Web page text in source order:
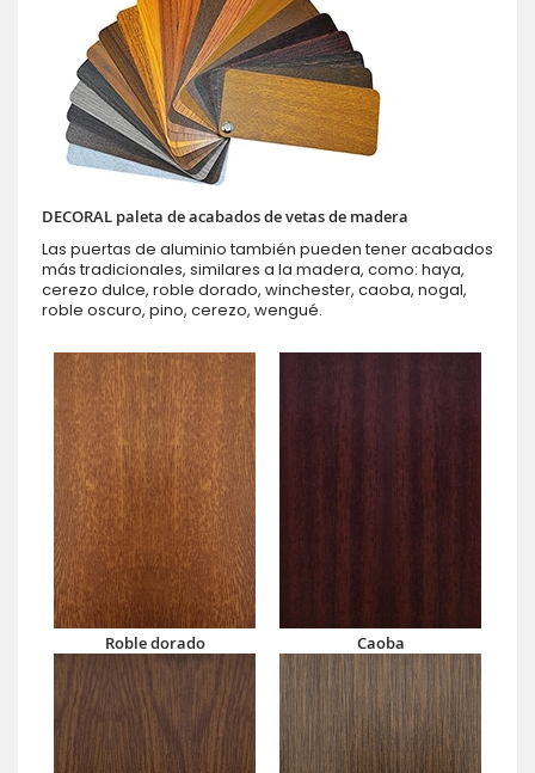
DECORAL paleta de acabados de vetas de madera
Las puertas de aluminio también pueden tener acabados
más tradicionales, similares a la madera, como: haya,
cerezo dulce, roble dorado, winchester, caoba, nogal,
roble oscuro, pino, cerezo, wengué.
Roble dorado Caoba